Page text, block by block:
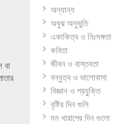
বা
অন্যান্য
অবুঝ অনুভুতি
একাকিত্ব ও নিঃসঙ্গতা
কবিতা
জীবন ও বাস্তবতা
বন্ধুত্ব ও ভালোবাসা
বিজ্ঞান ও প্রযু্ক্তি
বৃষ্টির দিন গুলি
মন খারাপের দিন গুলো